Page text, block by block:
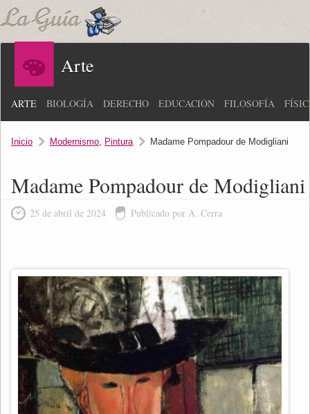
Arte
ARTE BIOLOGÍA DERECHO EDUCACIÓN FILOSOFÍA
Inicio Modernismo, Pintura Madame Pompadour de Modigliani
Madame Pompadour de Modigliani
25 de abril de 2024 Publicado por A. Cerra